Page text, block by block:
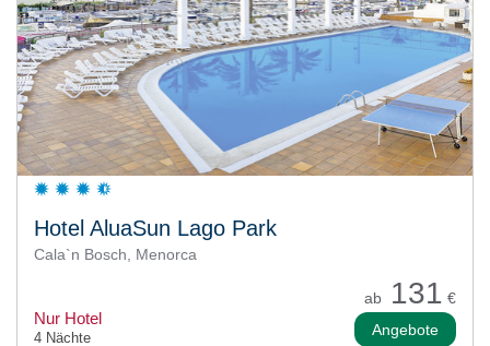
Hotel AluaSun Lago Park
Cala`n Bosch, Menorca
ab 131 €
Nur Hotel
4 Nächte Angebote